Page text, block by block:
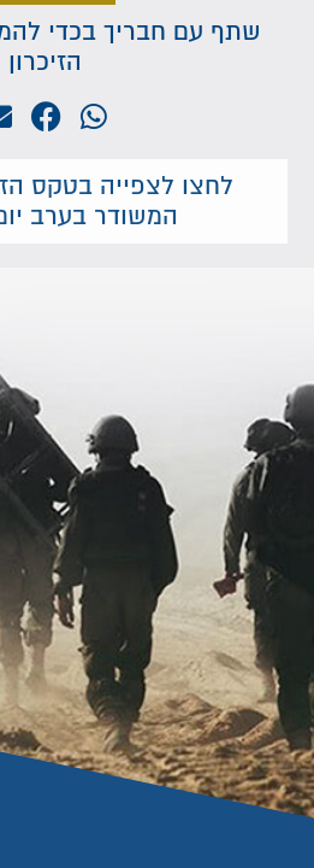
שתף עם חבריך בכדי
הזיכרון
לחצו לצפייה בטקס
המשודר בערב